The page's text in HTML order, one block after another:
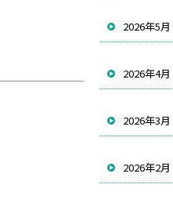
2026年5月
2026年4月
2026年3月
2026年2月